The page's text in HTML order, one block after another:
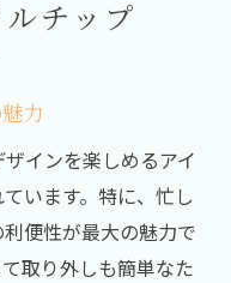
チップ
力
インを楽しめるアイ
います。特に、忙し
便性が最大の魅力で
取り外しも簡単なた